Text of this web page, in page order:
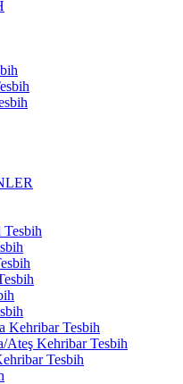
Kehribar Tesbih
Ateş Kehribar Tesbih
Tesbih